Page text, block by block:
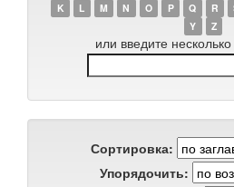
K
L M N O P Q R
Y
Z
или введите
Сортировка:
Упорядочить: